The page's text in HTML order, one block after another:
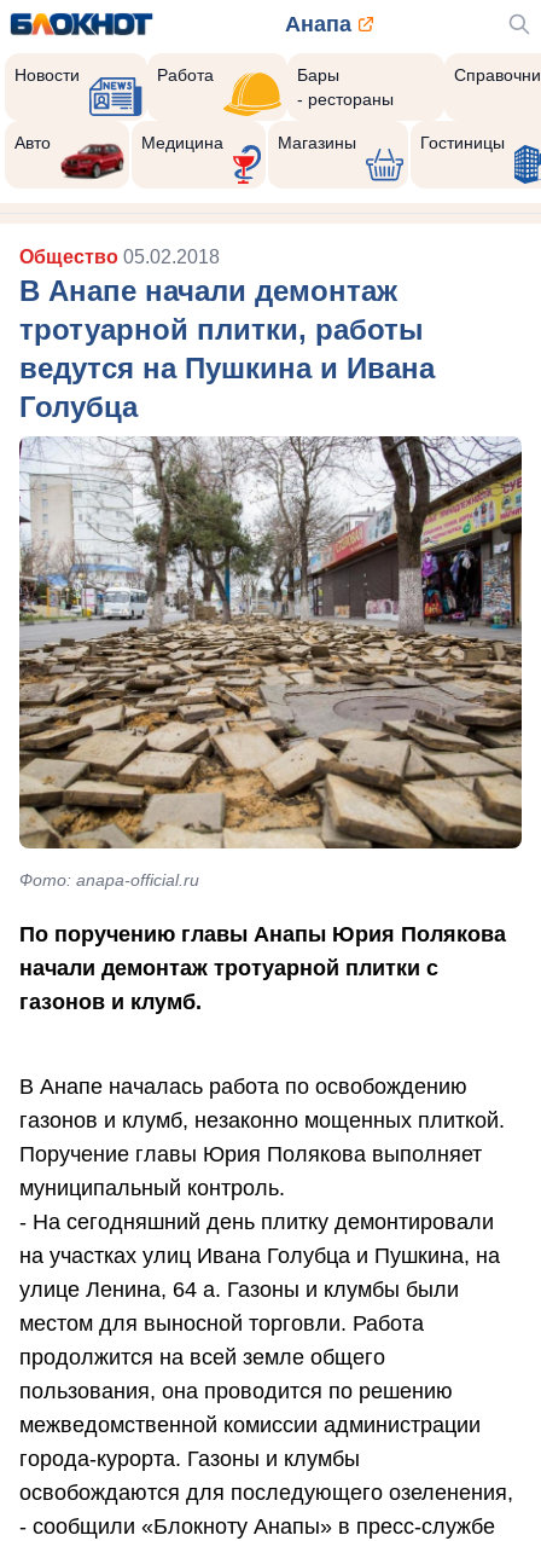
Анапа
Новости Работа
Бары
- рестораны
Авто Медицина Магазины Гостиницы
Общество 05.02.2018
В Анапе начали демонтаж
тротуарной плитки, работы
ведутся на Пушкина и Ивана
Голубца
Фото: anapa-official.ru
По поручению главы Анапы Юрия Полякова
начали демонтаж тротуарной плитки с
газонов и клумб.
В Анапе началась работа по освобождению
газонов и клумб, незаконно мощенных плиткой.
Поручение главы Юрия Полякова выполняет
муниципальный контроль.
- На сегодняшний день плитку демонтировали
на участках улиц Ивана Голубца и Пушкина, на
улице Ленина, 64 а. Газоны и клумбы были
местом для выносной торговли. Работа
продолжится на всей земле общего
пользования, она проводится по решению
межведомственной комиссии администрации
города-курорта. Газоны и клумбы
освобождаются для последующего озеленения,
- сообщили «Блокноту Анапы» в пресс-службе